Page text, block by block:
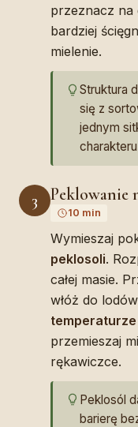
przeznacz na
bardziej
mielenie.
Struktura
się z
jednym
3 Peklowanie
10 min
Wymieszaj
peklosoli.
całej masie.
włóż do
temperaturze
przemieszaj
rękawiczce.
Peklosól
barierę